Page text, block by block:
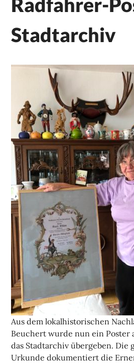
Stadtarchiv
Aus dem lokalhistorischen
Beuchert wurde nun ein Poster
das Stadtarchiv übergeben. Die
Urkunde dokumentiert die